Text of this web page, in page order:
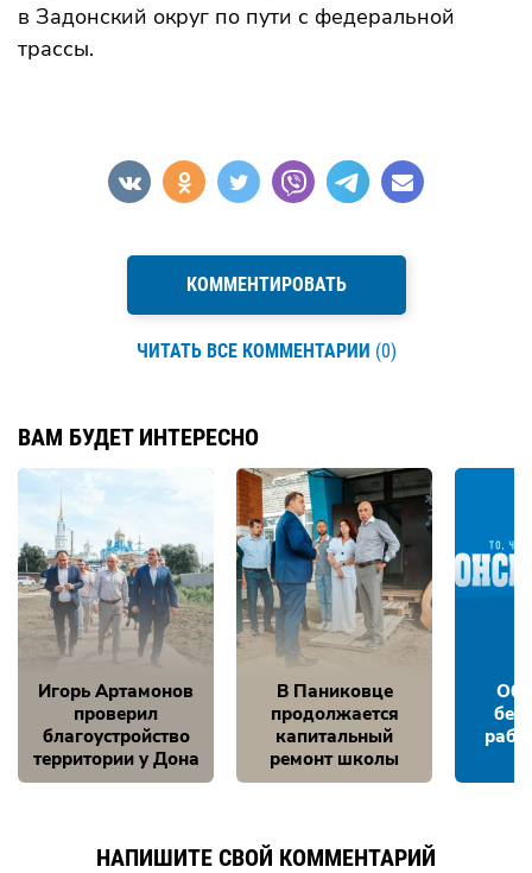
в Задонский округ по пути с федеральной
трассы.
КОММЕНТИРОВАТЬ
ЧИТАТЬ ВСЕ КОММЕНТАРИИ (0)
ВАМ БУДЕТ ИНТЕРЕСНО
Игорь Артамонов
проверил
благоустройство
территории у Дона
В Паниковце
продолжается
капитальный
ремонт школы
НАПИШИТЕ СВОЙ КОММЕНТАРИЙ